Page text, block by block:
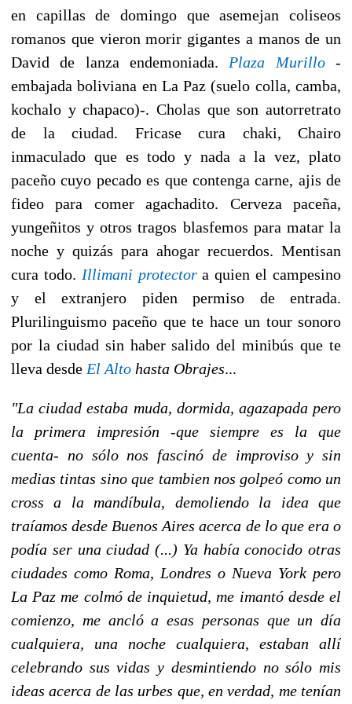
en capillas de domingo que asemejan coliseos
romanos que vieron morir gigantes a manos de un
David de lanza endemoniada. Plaza Murillo-
embajada boliviana en La Paz (suelo colla, camba,
kochalo y chapaco)-. Cholas que son autorretrato
de la ciudad. Fricase cura chaki, Chairo
inmaculado que es todo y nada a la vez, plato
paceño cuyo pecado es que contenga carne, ajis de
fideo para comer agachadito. Cerveza paceña,
yungeñitos y otros tragos blasfemos para matar la
noche y quizás para ahogar recuerdos. Mentisan
cura todo. Illimani protectora quien el campesino
y el extranjero piden permiso de entrada.
Plurilinguismo paceño que te hace un tour sonoro
por la ciudad sin haber salido del minibús que te
lleva desde El Alto hasta Obrajes...
"La ciudad estaba muda, dormida, agazapada pero
la primera impresión -que siempre es la que
cuenta- no sólo nos fascinó de improviso y sin
medias tintas sino que tambien nos golpeó como un
cross a la mandíbula, demoliendo la idea que
traíamos desde Buenos Aires acerca de lo que era o
podía ser una ciudad (...) Ya había conocido otras
ciudades como Roma, Londres o Nueva York pero
La Paz me colmó de inquietud, me imantó desde el
comienzo, me ancló a esas personas que un día
cualquiera, una noche cualquiera, estaban allí
celebrando sus vidas y desmintiendo no sólo mis
ideas acerca de las urbes que, en verdad, me tenían